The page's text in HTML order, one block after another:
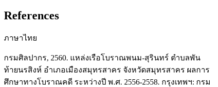
References
ภาษาไทย
กรมศิลปากร, 2560. แหล่งเรือโบราณพนม-สุรินทร์ ตำบลพัน
ท้ายนรสิงห์ อำเภอเมืองสมุทรสาคร จังหวัดสมุทรสาคร ผลการ
ศึกษาทางโบราณคดี ระหว่างปี พ.ศ. 2556-2558. กรุงเทพฯ: กรม